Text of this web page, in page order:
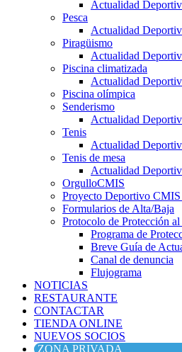
Actualidad
Pesca
Actualidad
Piragüismo
Actualidad
Piscina climatizada
Actualidad
Piscina olímpica
Senderismo
Actualidad
Tenis
Actualidad
Tenis de mesa
Actualidad
OrgulloCMIS
Proyecto Deportivo
Formularios de Alta/Baja
Protocolo de Protección
Programa de
Breve Guía de
Canal de denuncia
Flujograma
NOTICIAS
RESTAURANTE
CONTACTAR
TIENDA ONLINE
NUEVOS SOCIOS
ZONA PRIVADA